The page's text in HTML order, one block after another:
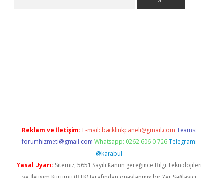
Reklam ve İletişim: E-mail: backlinkpaneli@gmail.com Teams:
forumhizmeti@gmail.com Whatsapp: 0262 606 0 726 Telegram:
@karabul
Yasal Uyarı: Sitemiz, 5651 Sayılı Kanun gereğince Bilgi Teknolojileri